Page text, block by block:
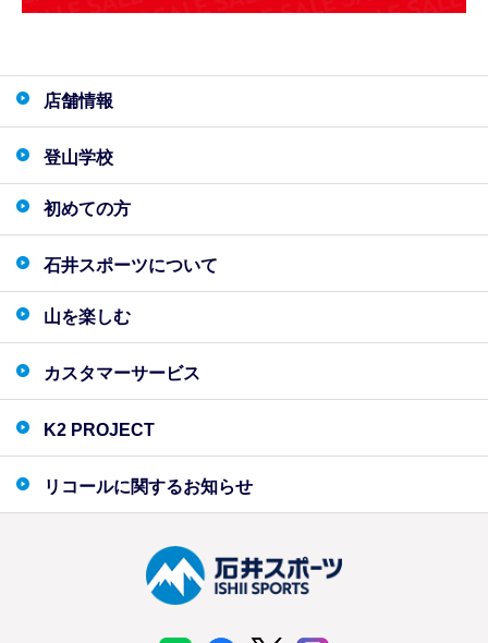
店舗情報
登山学校
初めての方
石井スポーツについて
山を楽しむ
カスタマーサービス
K2 PROJECT
リコールに関するお知らせ